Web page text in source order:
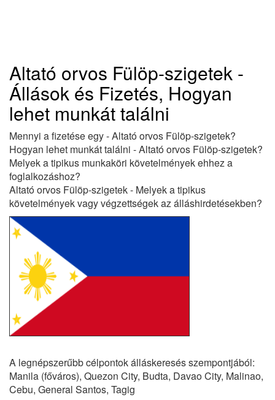
Altató orvos Fülöp-szigetek -
Állások és Fizetés, Hogyan
lehet munkát találni
Mennyi a fizetése egy - Altató orvos Fülöp-szigetek?
Hogyan lehet munkát találni - Altató orvos Fülöp-szigetek?
Melyek a tipikus munkaköri követelmények ehhez a
foglalkozáshoz?
Altató orvos Fülöp-szigetek - Melyek a tipikus
követelmények vagy végzettségek az álláshirdetésekben?
A legnépszerűbb célpontok álláskeresés szempontjából:
Manila (főváros), Quezon City, Budta, Davao City, Malinao,
Cebu, General Santos, Tagig